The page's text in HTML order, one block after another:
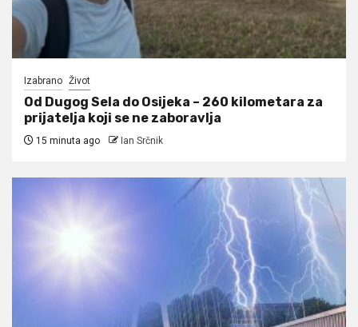
Izabrano Život
Od Dugog Sela do Osijeka – 260 kilometara za
prijatelja koji se ne zaboravlja
15 minuta ago Ian Srčnik